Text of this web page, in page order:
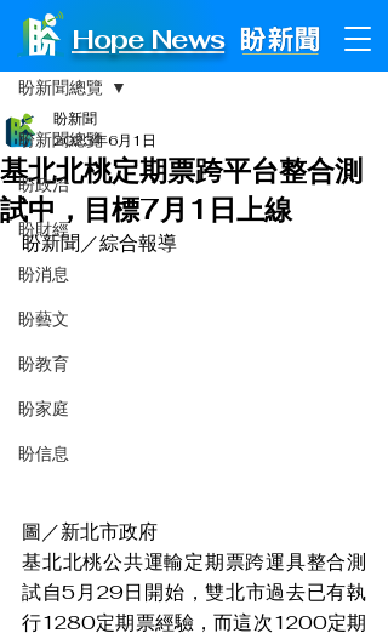
Hope News
文章
盼新聞總覽
盼政治
盼財經
盼消息
盼藝文
盼教育
盼家庭
盼信息
盼新聞總覽
基北北桃定期票跨平台整合測
試中，目標7月1日上線
盼新聞
2023年6月1日
盼新聞／綜合報導
圖／新北市政府
基北北桃公共運輸定期票跨運具整合測
試自5月29日開始，雙北市過去已有執
行1280定期票經驗，而這次1200定期